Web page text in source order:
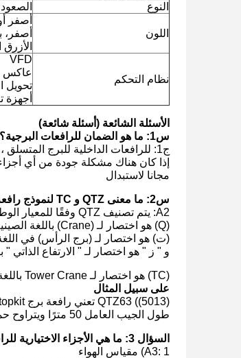
النوع
اللون
أصفر
أصفر،
نظام التحكم
VFD
عاكس
تحويل
أجهزة
الأسئلة الشائعة (أسئلة شائعة)
س1: ما هو الضمان للرافعات البرجية؟
ج1: للرافعات الداخلية للبرج المتسلق ، يمكننا توفير ضمان لمدة عام.
إذا كان هناك مشكلة جودة من أي
مجانا لاستبدال
س2: ما معنى QTZ و TC لنموذج رافعة البرج؟ و من فضلكم أوضحوا.
A2: يتم تصنيف QTZ وفقًا للمعيار الوطني الصيني.
(Q) هو اختصار لـ (Crane) باللغة الصينية (Qing Zhongji) ؛
(ت) هو اختصار لـ (برج الرأس) في
و " ز " هو اختصار لـ " الارتفاع الذاتي "
(TC) هو اختصار لـ Tower Crane باللغة الإنجليزية.
على سبيل المثال
طول الجيب العامل 50 مترًا ويتراوح حمولة الرأس 1.3 طنًا عندما يكون طول الجيب 50 مترًا.
السؤال 3:
ما هي الأجزاء الاختيارية
A3: 1) مقياس الهواء